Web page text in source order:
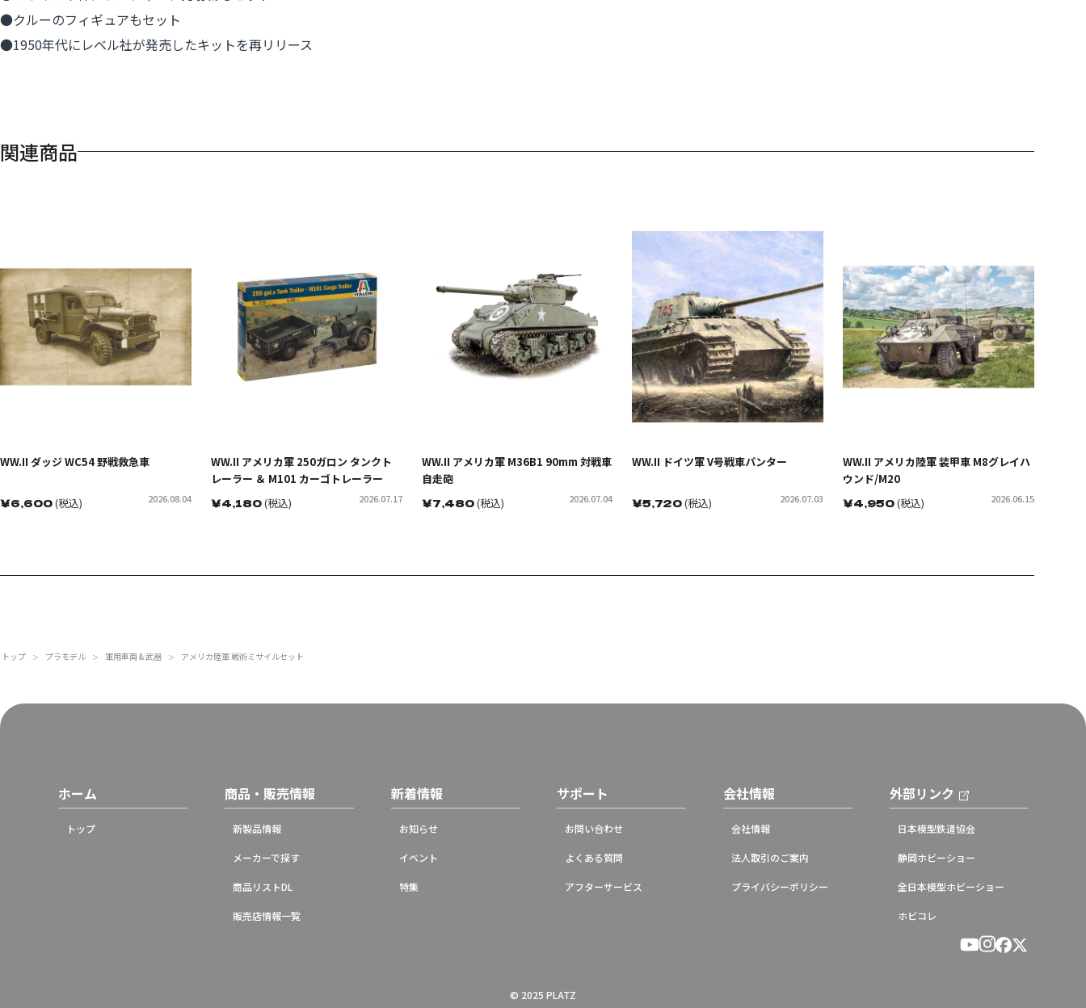
●クルーのフィギュアもセット
●1950年代にレベル社が発売したキットを再リリース
関連商品
WW.II ダッジ WC54 野戦救急車
￥6,600(税込) 2026.08.04
WW.II アメリカ軍 250ガロン タンクト
レーラー ＆ M101 カーゴトレーラー
￥4,180(税込) 2026.07.17
WW.II アメリカ軍 M36B1 90mm 対戦車
自走砲
￥7,480(税込) 2026.07.04
WW.II ドイツ軍 V号戦車パンター
￥5,720(税込) 2026.07.03
WW.II アメリカ陸軍 装甲車 M8グレイハ
ウンド/M20
￥4,950(税込) 2026.06.15
トップ ＞ プラモデル ＞ 軍用車両 & 武器 ＞ アメリカ陸軍 戦術ミサイルセット
ホーム
トップ
商品・販売情報
新製品情報
メーカーで探す
商品リストDL
販売店情報一覧
新着情報
お知らせ
イベント
特集
サポート
お問い合わせ
よくある質問
アフターサービス
会社情報
会社情報
法人取引のご案内
プライバシーポリシー
外部リンク
日本模型鉄道協会
静岡ホビーショー
全日本模型ホビーショー
ホビコレ
© 2025 PLATZ